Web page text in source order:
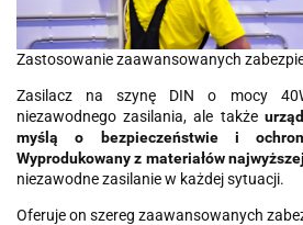
Zastosowanie zaawansowanych
Zasilacz na szynę DIN o mocy
niezawodnego zasilania, ale także
myślą o bezpieczeństwie i
Wyprodukowany z materiałów
niezawodne zasilanie w każdej sytuacji.
Oferuje on szereg zaawansowanych